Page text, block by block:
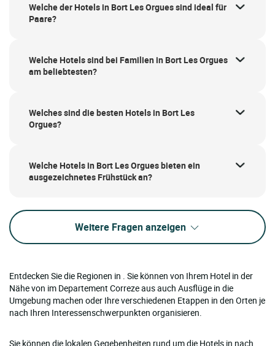
Welche der Hotels in Bort Les Orgues sind ideal für
Paare?
Welche Hotels sind bei Familien in Bort Les Orgues
am beliebtesten?
Welches sind die besten Hotels in Bort Les
Orgues?
Welche Hotels in Bort Les Orgues bieten ein
ausgezeichnetes Frühstück an?
Weitere Fragen anzeigen
Entdecken Sie die Regionen in . Sie können von Ihrem Hotel in der
Nähe von im Departement Correze aus auch Ausflüge in die
Umgebung machen oder Ihre verschiedenen Etappen in den Orten je
nach Ihren Interessenschwerpunkten organisieren.
Sie können die lokalen Gegebenheiten rund um die Hotels in nach